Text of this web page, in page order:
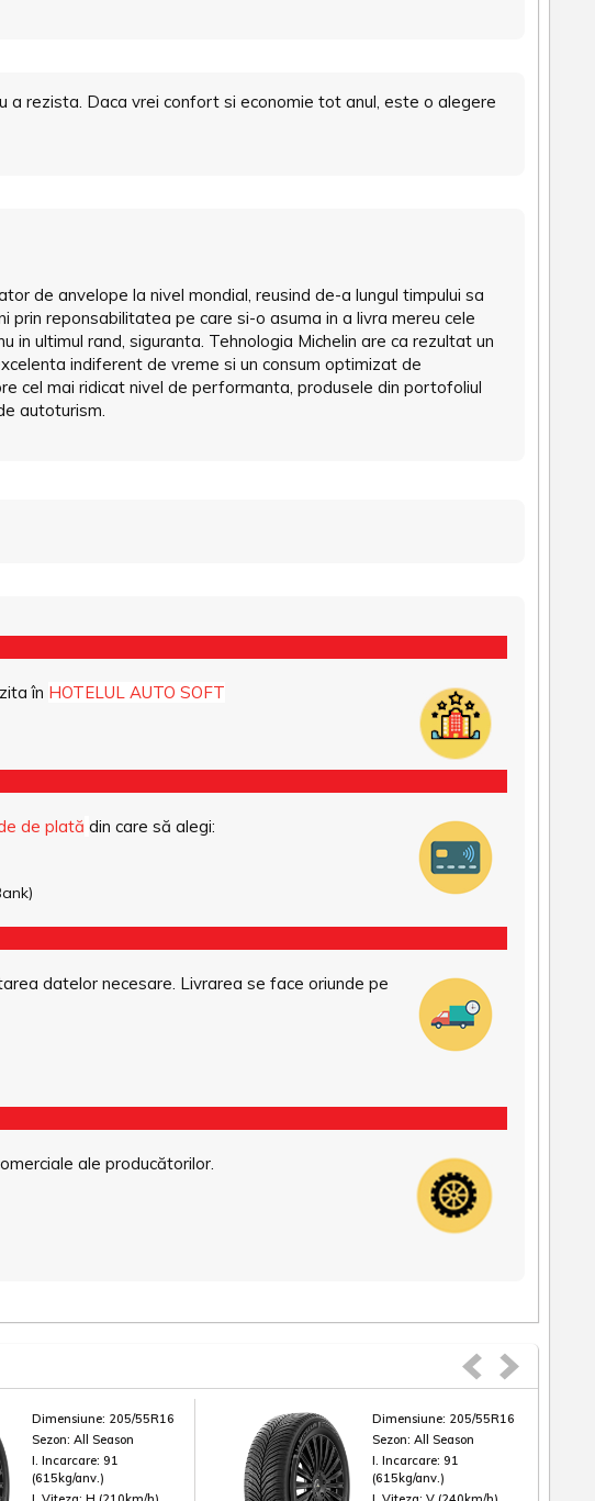
rezista. Daca vrei confort si economie tot anul, este o alegere
de anvelope la nivel mondial, reusind de-a lungul timpului sa
reponsabilitatea pe care si-o asuma in a livra mereu cele
in ultimul rand, siguranta. Tehnologia Michelin are ca rezultat un
indiferent de vreme si un consum optimizat de
cel mai ridicat nivel de performanta, produsele din portofoliul
autoturism.
în HOTELUL AUTO SOFT
de plată din care să alegi:
datelor necesare. Livrarea se face oriunde pe
ale producătorilor.
Dimensiune: 205/55R16
Sezon:All Season
I. Incarcare:91
(615kg/anv.)
Dimensiune: 205/55R16
Sezon:All Season
I. Incarcare:91
(615kg/anv.)